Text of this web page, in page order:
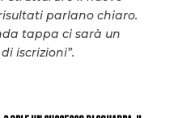
parlano chiaro.
tappa ci sarà un
iscrizioni”.